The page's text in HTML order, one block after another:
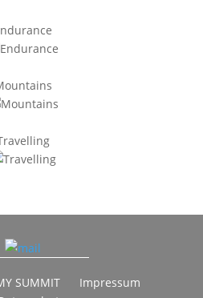
SUMMIT
Impressum